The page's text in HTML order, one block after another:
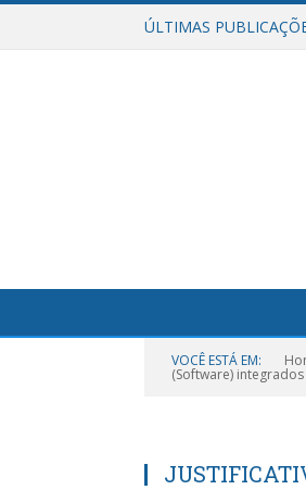
ÚLTIMAS
VOCÊ ESTÁ EM:
(Software)